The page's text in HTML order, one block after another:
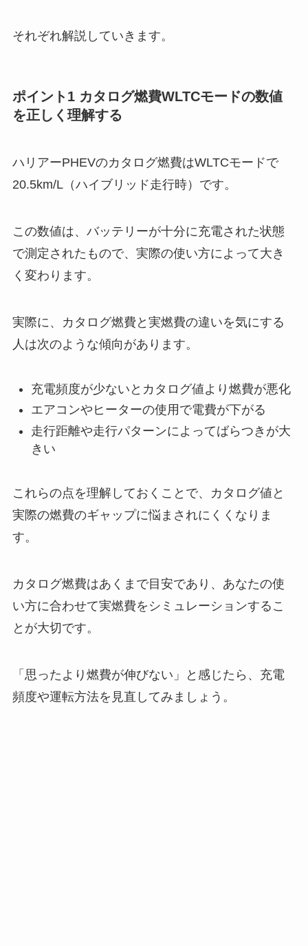
それぞれ解説していきます。
ポイント1 カタログ燃費WLTCモードの数値
を正しく理解する
ハリアーPHEVのカタログ燃費はWLTCモードで
20.5km/L（ハイブリッド走行時）です。
この数値は、バッテリーが十分に充電された状態
で測定されたもので、実際の使い方によって大き
く変わります。
実際に、カタログ燃費と実燃費の違いを気にする
人は次のような傾向があります。
充電頻度が少ないとカタログ値より燃費が悪化
エアコンやヒーターの使用で電費が下がる
走行距離や走行パターンによってばらつきが大
きい
これらの点を理解しておくことで、カタログ値と
実際の燃費のギャップに悩まされにくくなりま
す。
カタログ燃費はあくまで目安であり、あなたの使
い方に合わせて実燃費をシミュレーションするこ
とが大切です。
「思ったより燃費が伸びない」と感じたら、充電
頻度や運転方法を見直してみましょう。